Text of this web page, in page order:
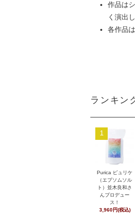
作品は
く演出
各作品
ランキン
1
Purica ピュリケ
（エプソムソル
ト）並木良和さ
んプロデュー
ス！
3,960円(税込)